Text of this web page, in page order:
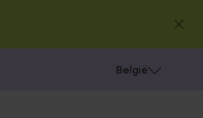
België